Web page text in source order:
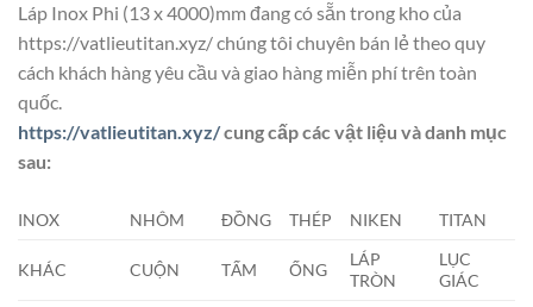
Láp Inox Phi (13 x 4000)mm đang có sẵn trong kho của
https://vatlieutitan.xyz/ chúng tôi chuyên bán lẻ theo quy
cách khách hàng yêu cầu và giao hàng miễn phí trên toàn
quốc.
https://vatlieutitan.xyz/cung cấp các vật liệu và danh mục
sau:
INOX NHÔM ĐỒNG THÉP NIKEN TITAN
KHÁC CUỘN TẤM ỐNG
LÁP
TRÒN
LỤC
GIÁC